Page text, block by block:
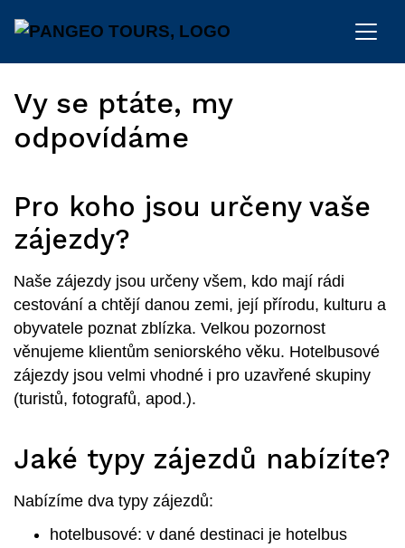
Vy se ptáte, my
odpovídáme
Pro koho jsou určeny vaše
zájezdy?
Naše zájezdy jsou určeny všem, kdo mají rádi
cestování a chtějí danou zemi, její přírodu, kulturu a
obyvatele poznat zblízka. Velkou pozornost
věnujeme klientům seniorského věku. Hotelbusové
zájezdy jsou velmi vhodné i pro uzavřené skupiny
(turistů, fotografů, apod.).
Jaké typy zájezdů nabízíte?
Nabízíme dva typy zájezdů:
hotelbusové: v dané destinaci je hotelbus